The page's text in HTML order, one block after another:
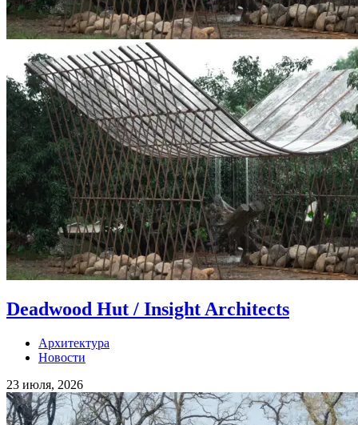
Deadwood Hut / Insight Architects
Архитектура
Новости
23 июля, 2026